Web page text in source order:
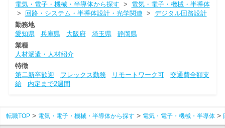
電気・電子・機械・半導体から探す > 電気・電子・機械・半導体
>
回路・システム・半導体設計・光学関連 > デジタル回路設計
勤務地
愛知県
兵庫県 大阪府 埼玉県
静岡県
業種
人材派遣・人材紹介
特徴
第二新卒歓迎
フレックス勤務 リモートワーク可
交通費全額支
給
内定まで2週間
転職TOP 電気・電子・機械・半導体から探す 電気・電子・機械・半導体